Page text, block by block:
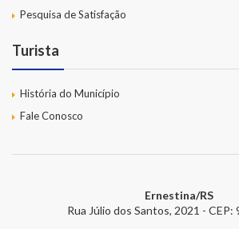
Pesquisa de Satisfação
Turista
História do Município
Fale Conosco
Ernestina/RS
Rua Júlio dos Santos, 2021 -